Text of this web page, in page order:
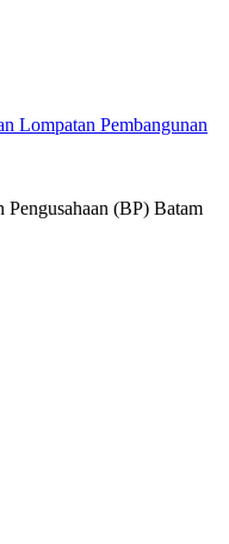
Lompatan Pembangunan
(BP) Batam